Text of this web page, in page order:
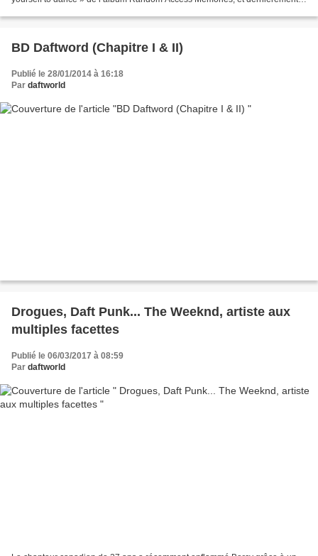
BD Daftword (Chapitre I & II)
Publié le 28/01/2014 à 16:18
Par daftworld
Drogues, Daft Punk... The Weeknd, artiste aux
multiples facettes
Publié le 06/03/2017 à 08:59
Par daftworld